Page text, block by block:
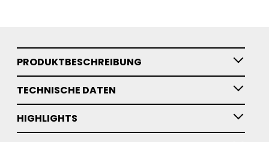
PRODUKTBESCHREIBUNG
TECHNISCHE DATEN
HIGHLIGHTS